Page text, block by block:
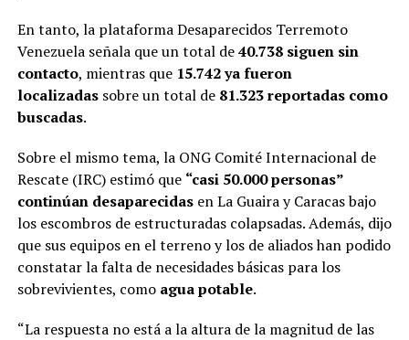
En tanto, la plataforma Desaparecidos Terremoto
Venezuela señala que un total de40.738 siguen sin
contacto, mientras que 15.742 ya fueron
localizadassobre un total de 81.323 reportadas como
buscadas.
Sobre el mismo tema, la ONG Comité Internacional de
Rescate (IRC) estimó que “casi 50.000 personas”
continúan desaparecidasen La Guaira y Caracas bajo
los escombros de estructuradas colapsadas. Además, dijo
que sus equipos en el terreno y los de aliados han podido
constatar la falta de necesidades básicas para los
sobrevivientes, como agua potable.
“La respuesta no está a la altura de la magnitud de las